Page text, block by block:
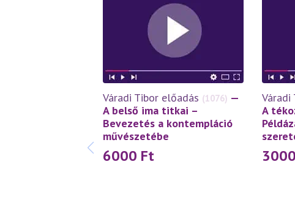
Váradi Tibor előadás (1076) —
A belső ima titkai –
Bevezetés a kontempláció
művészetébe
6000 Ft
Váradi
A
3000